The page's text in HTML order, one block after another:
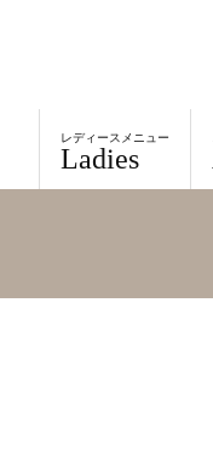
レディースメニュー
Ladies